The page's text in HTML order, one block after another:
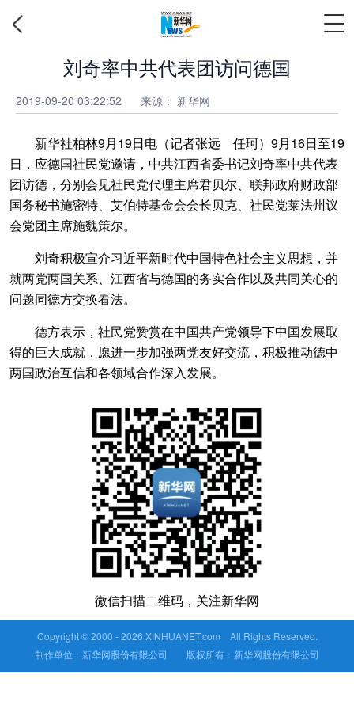
刘奇率中共代表团访问德国
2019-09-20 03:22:52 来源： 新华网
新华社柏林9月19日电（记者张远 任珂）9月16日至19
日，应德国社民党邀请，中共江西省委书记刘奇率中共代表
团访德，分别会见社民党代理主席君贝尔、联邦政府财政部
国务秘书施密特、艾伯特基金会会长贝克、社民党莱法州议
会党团主席施魏策尔。
刘奇积极宣介习近平新时代中国特色社会主义思想，并
就两党两国关系、江西省与德国的务实合作以及共同关心的
问题同德方交换看法。
德方表示，社民党赞赏在中国共产党领导下中国发展取
得的巨大成就，愿进一步加强两党友好交流，积极推动德中
两国政治互信和各领域合作深入发展。
微信扫描二维码，关注新华网
Copyright © 2000 -2026 XINHUANET.com All Rights Reserved.
制作单位：新华网股份有限公司 版权所有：新华网股份有限公司